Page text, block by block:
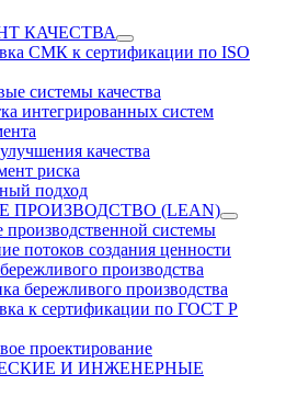
КАЧЕСТВА
СМК к сертификации по ISO
системы качества
интегрированных систем
качества
риска
подход
ПРОИЗВОДСТВО (LEAN)
производственной системы
потоков создания ценности
производства
бережливого производства
к сертификации по ГОСТ Р
проектирование
И ИНЖЕНЕРНЫЕ